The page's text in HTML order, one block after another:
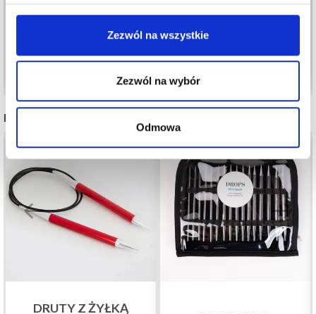
Zezwól na wszystkie
Zezwól na wybór
Odmowa
30,95 zł
INNI TEŻ WIDZIELI
DRUTY Z ŻYŁKĄ